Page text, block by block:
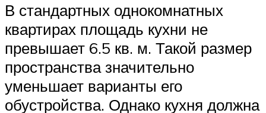
В стандартных однокомнатных
квартирах площадь кухни не
превышает 6.5 кв. м. Такой размер
пространства значительно
уменьшает варианты его
обустройства. Однако кухня должна